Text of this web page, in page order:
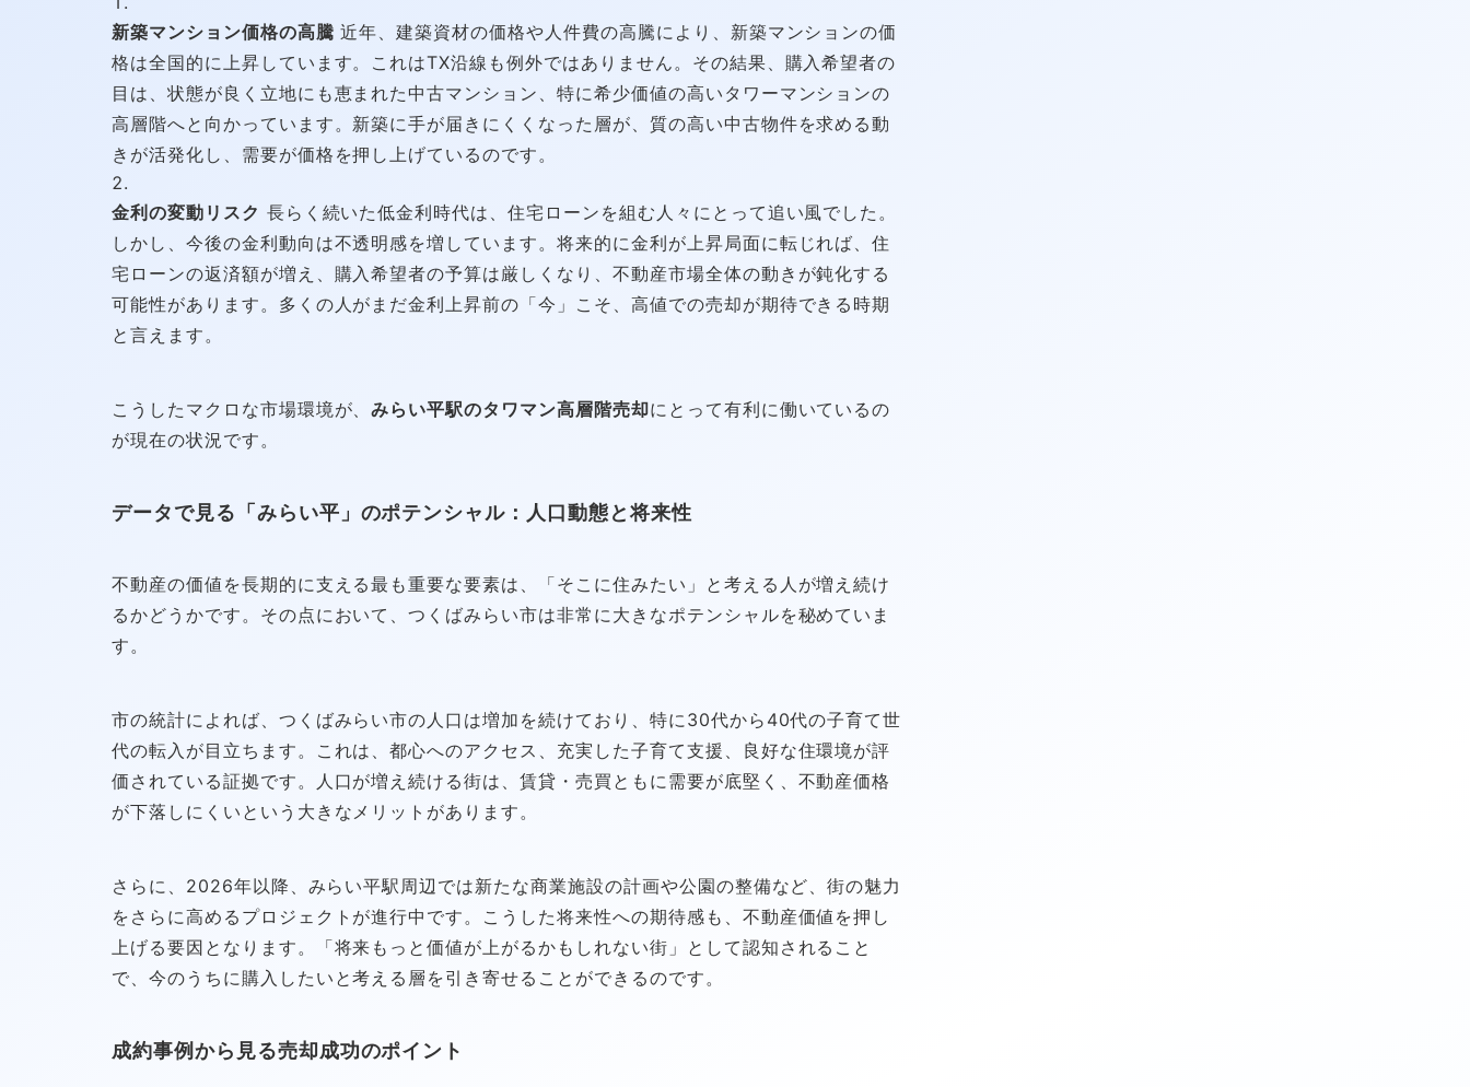
新築マンション価格の高騰 近年、建築資材の価格や人件費の高騰により、新築マンションの価
格は全国的に上昇しています。これはTX沿線も例外ではありません。その結果、購入希望者の
目は、状態が良く立地にも恵まれた中古マンション、特に希少価値の高いタワーマンションの
高層階へと向かっています。新築に手が届きにくくなった層が、質の高い中古物件を求める動
きが活発化し、需要が価格を押し上げているのです。
金利の変動リスク 長らく続いた低金利時代は、住宅ローンを組む人々にとって追い風でした。
しかし、今後の金利動向は不透明感を増しています。将来的に金利が上昇局面に転じれば、住
宅ローンの返済額が増え、購入希望者の予算は厳しくなり、不動産市場全体の動きが鈍化する
可能性があります。多くの人がまだ金利上昇前の「今」こそ、高値での売却が期待できる時期
と言えます。
こうしたマクロな市場環境が、みらい平駅のタワマン高層階売却にとって有利に働いているの
が現在の状況です。
データで見る「みらい平」のポテンシャル：人口動態と将来性
不動産の価値を長期的に支える最も重要な要素は、「そこに住みたい」と考える人が増え続け
るかどうかです。その点において、つくばみらい市は非常に大きなポテンシャルを秘めていま
す。
市の統計によれば、つくばみらい市の人口は増加を続けており、特に30代から40代の子育て世
代の転入が目立ちます。これは、都心へのアクセス、充実した子育て支援、良好な住環境が評
価されている証拠です。人口が増え続ける街は、賃貸・売買ともに需要が底堅く、不動産価格
が下落しにくいという大きなメリットがあります。
さらに、2026年以降、みらい平駅周辺では新たな商業施設の計画や公園の整備など、街の魅力
をさらに高めるプロジェクトが進行中です。こうした将来性への期待感も、不動産価値を押し
上げる要因となります。「将来もっと価値が上がるかもしれない街」として認知されること
で、今のうちに購入したいと考える層を引き寄せることができるのです。
成約事例から見る売却成功のポイント